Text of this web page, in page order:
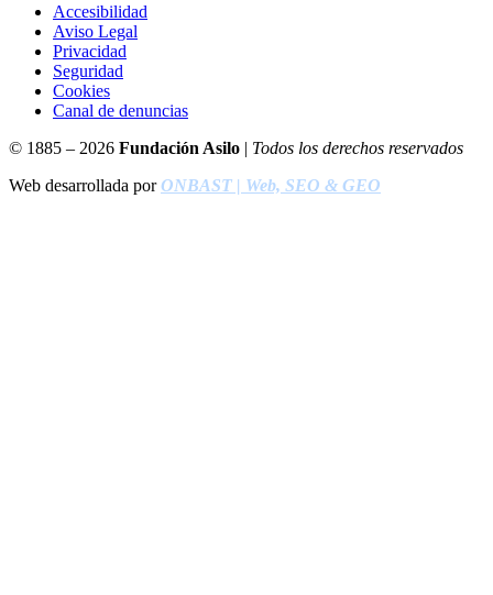
Accesibilidad
Aviso Legal
Privacidad
Seguridad
Cookies
Canal de denuncias
© 1885 – 2026 Fundación Asilo | Todos los derechos reservados
Web desarrollada porONBAST | Web, SEO & GEO